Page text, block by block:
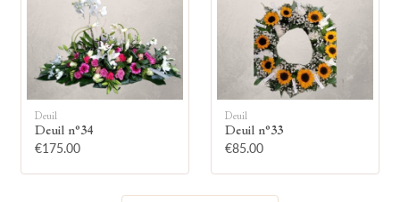
allumant symboliquement une bougie.
Votre prénom
Deuil
Deuil n°34
€175.00
Deuil
Deuil n°33
€85.00